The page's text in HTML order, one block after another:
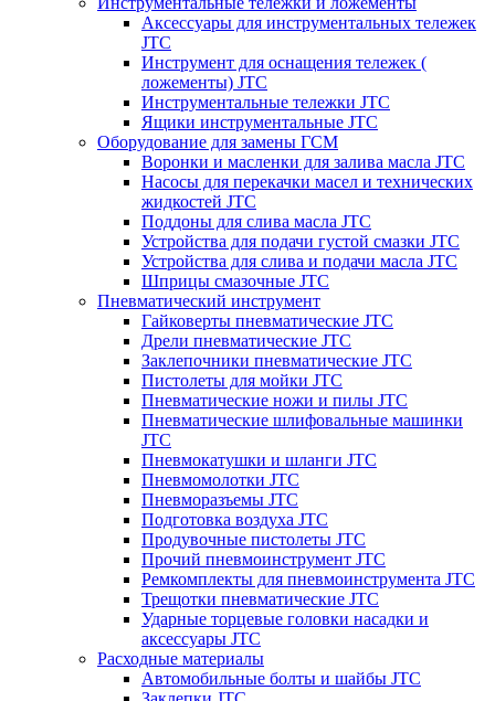
Аксессуары для инструментальных тележек
JTC
Инструмент для оснащения тележек (
ложементы) JTC
Инструментальные тележки JTC
Ящики инструментальные JTC
Оборудование для замены ГСМ
Воронки и масленки для залива масла JTC
Насосы для перекачки масел и технических
жидкостей JTC
Поддоны для слива масла JTC
Устройства для подачи густой смазки JTC
Устройства для слива и подачи масла JTC
Шприцы смазочные JTC
Пневматический инструмент
Гайковерты пневматические JTC
Дрели пневматические JTC
Заклепочники пневматические JTC
Пистолеты для мойки JTC
Пневматические ножи и пилы JTC
Пневматические шлифовальные машинки
JTC
Пневмокатушки и шланги JTC
Пневмомолотки JTC
Пневморазъемы JTC
Подготовка воздуха JTC
Продувочные пистолеты JTC
Прочий пневмоинструмент JTC
Ремкомплекты для пневмоинструмента JTC
Трещотки пневматические JTC
Ударные торцевые головки насадки и
аксессуары JTC
Расходные материалы
Автомобильные болты и шайбы JTC